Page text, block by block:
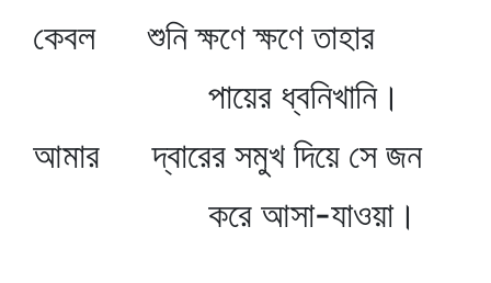
কেবল শুনি ক্ষণে ক্ষণে তাহার
পায়ের ধ্বনিখানি।
আমার দ্বারের সমুখ দিয়ে সে জন
করে আসা-যাওয়া।